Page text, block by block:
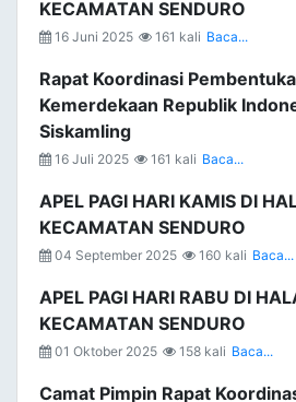
KECAMATAN SENDURO
16 Juni 2025 161 kali Baca...
Rapat Koordinasi
Kemerdekaan Republik
Siskamling
16 Juli 2025 161 kali Baca...
APEL PAGI HARI KAMIS DI
KECAMATAN SENDURO
04 September 2025 160 kali Baca...
APEL PAGI HARI RABU DI
KECAMATAN SENDURO
01 Oktober 2025 158 kali Baca...
Camat Pimpin Rapat